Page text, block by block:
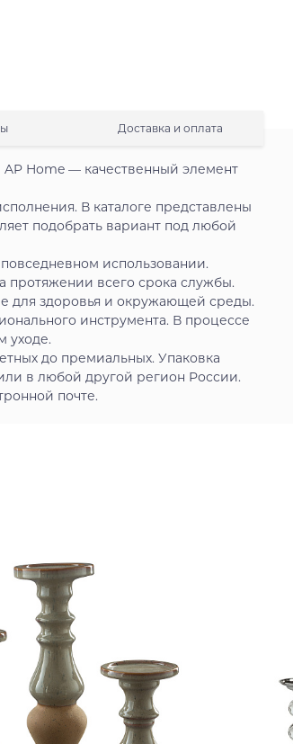
Доставка и оплата
Home — качественный элемент
В каталоге представлены
подобрать вариант под любой
использовании.
протяжении всего срока службы.
для здоровья и окружающей среды.
инструмента. В процессе
уходе.
до премиальных. Упаковка
в любой другой регион России.
почте.